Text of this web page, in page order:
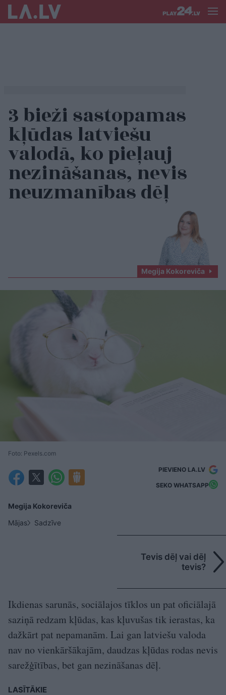
3 bieži sastopamas
kļūdas latviešu
valodā, ko pieļauj
nezināšanas, nevis
neuzmanības dēļ
Megija Kokoreviča
Foto: Pexels.com
PIEVIENO LA.LV
SEKO WHATSAPP
Megija Kokoreviča
Mājas
Sadzīve
Tevis dēļ vai dēļ
tevis?
Ikdienas sarunās, sociālajos tīklos un pat oficiālajā
saziņā redzam kļūdas, kas kļuvušas tik ierastas, ka
dažkārt pat nepamanām. Lai gan latviešu valoda
nav no vienkāršākajām, daudzas kļūdas rodas nevis
sarežģītības, bet gan nezināšanas dēļ.
LASĪTĀKIE